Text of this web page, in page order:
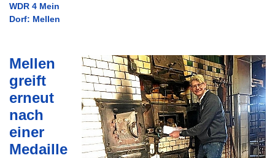
WDR 4 Mein
Dorf: Mellen
Mellen
greift
erneut
nach
einer
Medaille